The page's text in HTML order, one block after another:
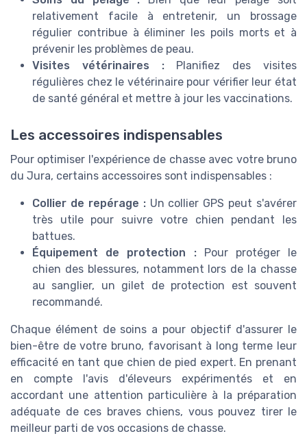
relativement facile à entretenir, un brossage
régulier contribue à éliminer les poils morts et à
prévenir les problèmes de peau.
Visites vétérinaires :Planifiez des visites
régulières chez le vétérinaire pour vérifier leur état
de santé général et mettre à jour les vaccinations.
Les accessoires indispensables
Pour optimiser l'expérience de chasse avec votre bruno
du Jura, certains accessoires sont indispensables :
Collier de repérage :Un collier GPS peut s'avérer
très utile pour suivre votre chien pendant les
battues.
Équipement de protection :Pour protéger le
chien des blessures, notamment lors de la chasse
au sanglier, un gilet de protection est souvent
recommandé.
Chaque élément de soins a pour objectif d'assurer le
bien-être de votre bruno, favorisant à long terme leur
efficacité en tant que chien de pied expert. En prenant
en compte l'avis d'éleveurs expérimentés et en
accordant une attention particulière à la préparation
adéquate de ces braves chiens, vous pouvez tirer le
meilleur parti de vos occasions de chasse.